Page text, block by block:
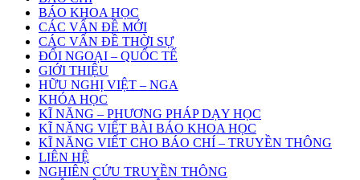
BÁO KHOA HỌC
CÁC VẤN ĐỀ MỚI
CÁC VẤN ĐỀ THỜI SỰ
ĐỐI NGOẠI – QUỐC TẾ
GIỚI THIỆU
HỮU NGHỊ VIỆT – NGA
KHÓA HỌC
KĨ NĂNG – PHƯƠNG PHÁP DẠY HỌC
KĨ NĂNG VIẾT BÀI BÁO KHOA HỌC
KĨ NĂNG VIẾT CHO BÁO CHÍ – TRUYỀN THÔNG
LIÊN HỆ
NGHIÊN CỨU TRUYỀN THÔNG